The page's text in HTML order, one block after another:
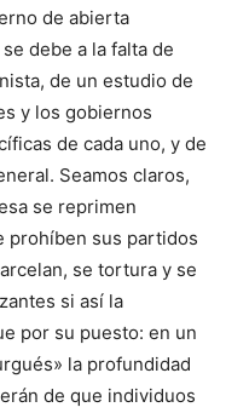
de abierta
debe a la falta de
de un estudio de
y los gobiernos
de cada uno, y de
Seamos claros,
se reprimen
prohíben sus partidos
se tortura y se
si así la
por su puesto: en un
la profundidad
de que individuos